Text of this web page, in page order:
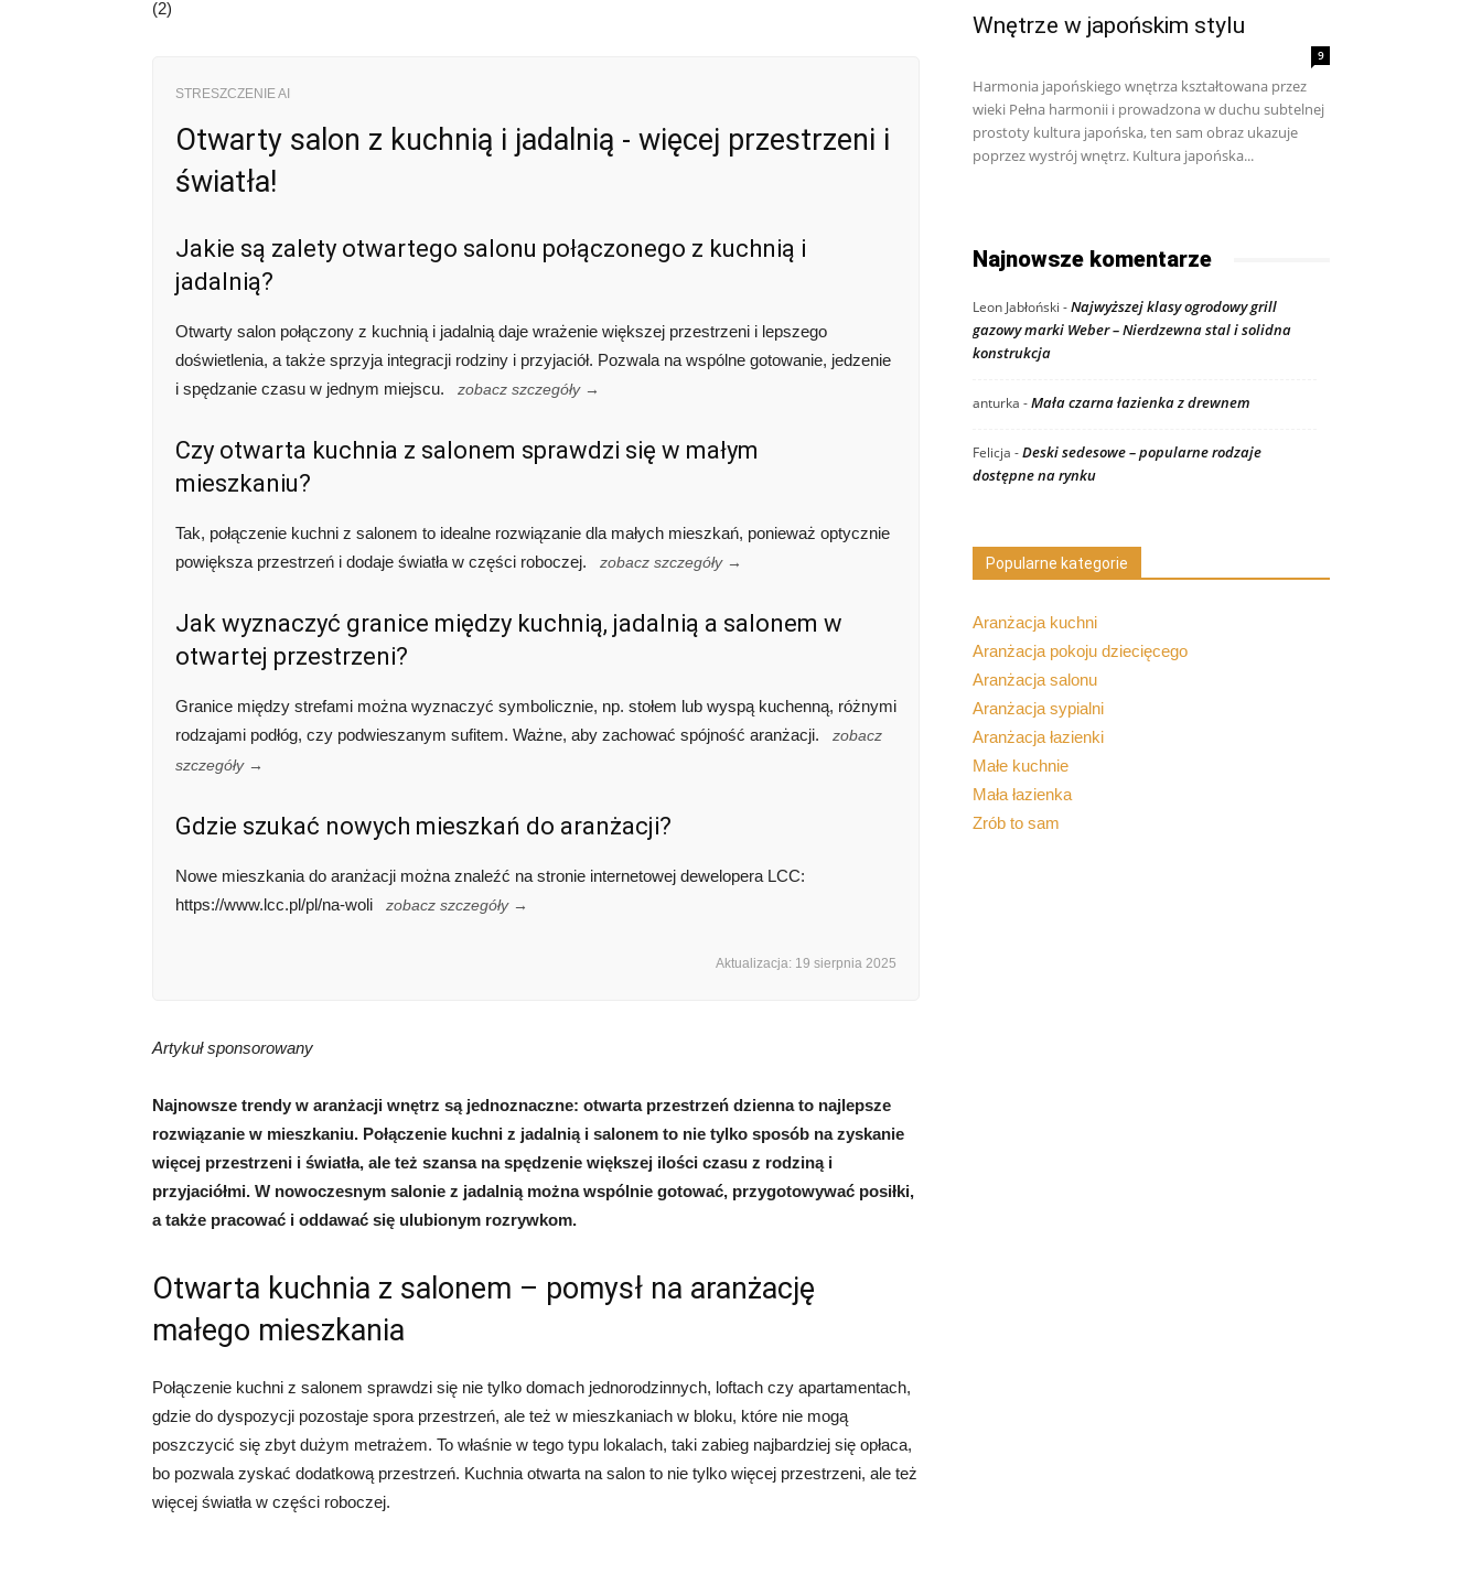
(2)
STRESZCZENIE AI
Otwarty salon z kuchnią i jadalnią - więcej przestrzeni i
światła!
Jakie są zalety otwartego salonu połączonego z kuchnią i
jadalnią?
Otwarty salon połączony z kuchnią i jadalnią daje wrażenie większej przestrzeni i lepszego
doświetlenia, a także sprzyja integracji rodziny i przyjaciół. Pozwala na wspólne gotowanie, jedzenie
i spędzanie czasu w jednym miejscu.
zobacz szczegóły →
Czy otwarta kuchnia z salonem sprawdzi się w małym
mieszkaniu?
Tak, połączenie kuchni z salonem to idealne rozwiązanie dla małych mieszkań, ponieważ optycznie
powiększa przestrzeń i dodaje światła w części roboczej.
zobacz szczegóły →
Jak wyznaczyć granice między kuchnią, jadalnią a salonem w
otwartej przestrzeni?
Granice między strefami można wyznaczyć symbolicznie, np. stołem lub wyspą kuchenną, różnymi
rodzajami podłóg, czy podwieszanym sufitem. Ważne, aby zachować spójność aranżacji.
zobacz
szczegóły →
Gdzie szukać nowych mieszkań do aranżacji?
Nowe mieszkania do aranżacji można znaleźć na stronie internetowej dewelopera LCC:
https://www.lcc.pl/pl/na-woli
zobacz szczegóły →
Aktualizacja: 19 sierpnia 2025
Artykuł sponsorowany
Najnowsze trendy w aranżacji wnętrz są jednoznaczne: otwarta przestrzeń dzienna to najlepsze
rozwiązanie w mieszkaniu. Połączenie kuchni z jadalnią i salonem to nie tylko sposób na zyskanie
więcej przestrzeni i światła, ale też szansa na spędzenie większej ilości czasu z rodziną i
przyjaciółmi. W nowoczesnym salonie z jadalnią można wspólnie gotować, przygotowywać posiłki,
a także pracować i oddawać się ulubionym rozrywkom.
Otwarta kuchnia z salonem – pomysł na aranżację
małego mieszkania
Połączenie kuchni z salonem sprawdzi się nie tylko domach jednorodzinnych, loftach czy apartamentach,
gdzie do dyspozycji pozostaje spora przestrzeń, ale też w mieszkaniach w bloku, które nie mogą
poszczycić się zbyt dużym metrażem. To właśnie w tego typu lokalach, taki zabieg najbardziej się opłaca,
bo pozwala zyskać dodatkową przestrzeń. Kuchnia otwarta na salon to nie tylko więcej przestrzeni, ale też
więcej światła w części roboczej.
Wnętrze w japońskim stylu
9
Harmonia japońskiego wnętrza kształtowana przez
wieki Pełna harmonii i prowadzona w duchu subtelnej
prostoty kultura japońska, ten sam obraz ukazuje
poprzez wystrój wnętrz. Kultura japońska...
Najnowsze komentarze
Leon Jabłoński -Najwyższej klasy ogrodowy grill
gazowy marki Weber – Nierdzewna stal i solidna
konstrukcja
anturka -Mała czarna łazienka z drewnem
Felicja -Deski sedesowe – popularne rodzaje
dostępne na rynku
Popularne kategorie
Aranżacja kuchni
Aranżacja pokoju dziecięcego
Aranżacja salonu
Aranżacja sypialni
Aranżacja łazienki
Małe kuchnie
Mała łazienka
Zrób to sam